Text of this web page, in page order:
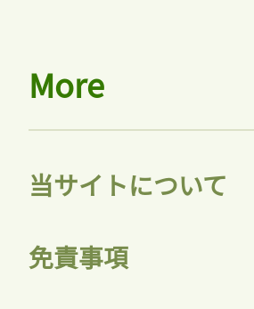
More
当サイトについて
免責事項